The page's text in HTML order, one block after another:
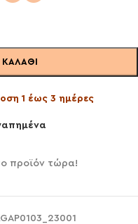
1 έως 3 ημέρες
προϊόν τώρα!